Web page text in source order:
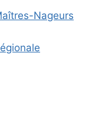
Nageurs